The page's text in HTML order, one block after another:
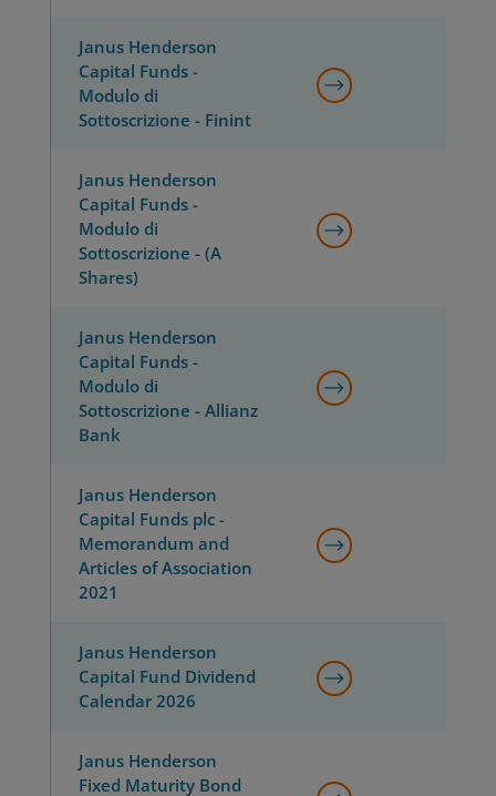
Janus Henderson
Capital Funds -
Modulo di
Sottoscrizione - Finint
Janus Henderson
Capital Funds -
Modulo di
Sottoscrizione - (A
Shares)
Janus Henderson
Capital Funds -
Modulo di
Sottoscrizione - Allianz
Bank
Janus Henderson
Capital Funds plc -
Memorandum and
Articles of Association
2021
Janus Henderson
Capital Fund Dividend
Calendar 2026
Janus Henderson
Fixed Maturity Bond